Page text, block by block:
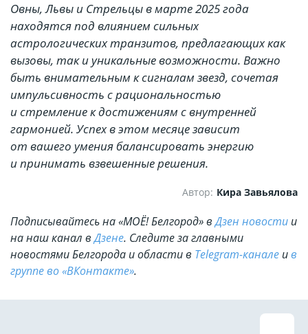
Овны, Львы и Стрельцы в марте 2025 года
находятся под влиянием сильных
астрологических транзитов, предлагающих как
вызовы, так и уникальные возможности. Важно
быть внимательным к сигналам звезд, сочетая
импульсивность с рациональностью
и стремление к достижениям с внутренней
гармонией. Успех в этом месяце зависит
от вашего умения балансировать энергию
и принимать взвешенные решения.
Автор: Кира Завьялова
Подписывайтесь на «МОЁ! Белгород» вДзен новости и
на наш канал вДзене. Cледите за главными
новостями Белгорода и области в Telegram-канале ив
группе во «ВКонтакте».